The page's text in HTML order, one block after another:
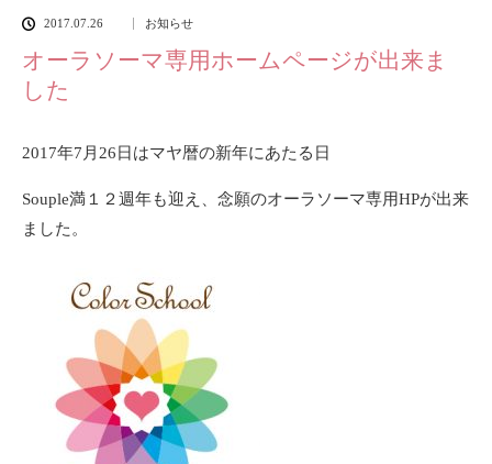
2017.07.26 お知らせ
オーラソーマ専用ホームページが出来ま
した
2017年7月26日はマヤ暦の新年にあたる日
Souple満１２週年も迎え、念願のオーラソーマ専用HPが出来
ました。